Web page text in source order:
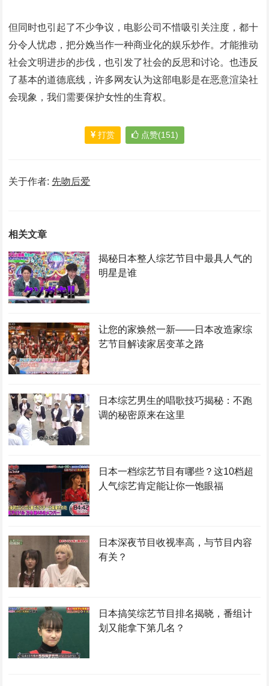
但同时也引起了不少争议，电影公司不惜吸引关注度，都十
分令人忧虑，把分娩当作一种商业化的娱乐炒作。才能推动
社会文明进步的步伐，也引发了社会的反思和讨论。也违反
了基本的道德底线，许多网友认为这部电影是在恶意渲染社
会现象，我们需要保护女性的生育权。
打赏 点赞(151)
关于作者: 先吻后爱
相关文章
揭秘日本整人综艺节目中最具人气的
明星是谁
让您的家焕然一新——日本改造家综
艺节目解读家居变革之路
日本综艺男生的唱歌技巧揭秘：不跑
调的秘密原来在这里
日本一档综艺节目有哪些？这10档超
人气综艺肯定能让你一饱眼福
日本深夜节目收视率高，与节目内容
有关？
日本搞笑综艺节目排名揭晓，番组计
划又能拿下第几名？